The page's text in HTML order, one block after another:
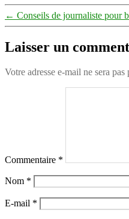
← Conseils de journaliste pour
Laisser un
Votre adresse e-mail ne sera pas
Commentaire *
Nom *
E-mail *